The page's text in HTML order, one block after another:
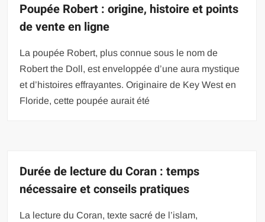
Poupée Robert : origine, histoire et points
de vente en ligne
La poupée Robert, plus connue sous le nom de
Robert the Doll, est enveloppée d’une aura mystique
et d’histoires effrayantes. Originaire de Key West en
Floride, cette poupée aurait été
Durée de lecture du Coran : temps
nécessaire et conseils pratiques
La lecture du Coran, texte sacré de l’islam,